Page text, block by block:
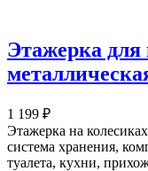
Этажерка для
1 199 ₽
Этажерка на
система хранения,
туалета, кухни,